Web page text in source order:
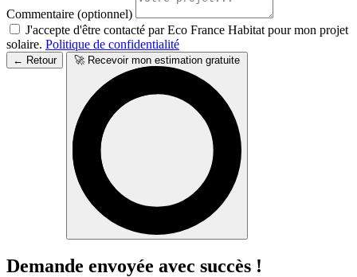
Commentaire (optionnel)
J'accepte d'être contacté par Eco France Habitat pour mon projet
solaire. Politique de confidentialité
← Retour 🚀 Recevoir mon estimation gratuite
Demande envoyée avec succès !